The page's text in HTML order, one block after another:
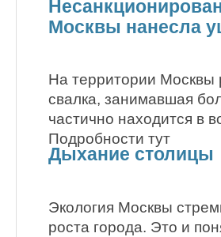
Москвы нанесла
На территории Москвы
свалка, занимавшая
частично находится в
Подробности тут
Дыхание столицы
Экология Москвы
роста города. Это и